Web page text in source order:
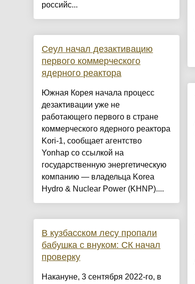
российс...
Сеул начал дезактивацию
первого коммерческого
ядерного реактора
Южная Корея начала процесс
дезактивации уже не
работающего первого в стране
коммерческого ядерного реактора
Kori-1, сообщает агентство
Yonhap со ссылкой на
государственную энергетическую
компанию — владельца Korea
Hydro & Nuclear Power (KHNP)....
В кузбасском лесу пропали
бабушка с внуком: СК начал
проверку
Накануне, 3 сентября 2022-го, в